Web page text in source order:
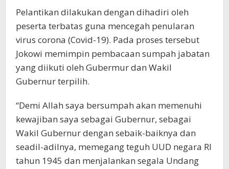
Pelantikan dilakukan dengan dihadiri oleh
peserta terbatas guna mencegah penularan
virus corona (Covid-19). Pada proses tersebut
Jokowi memimpin pembacaan sumpah jabatan
yang diikuti oleh Gubermur dan Wakil
Gubernur terpilih.
“Demi Allah saya bersumpah akan memenuhi
kewajiban saya sebagai Gubernur, sebagai
Wakil Gubernur dengan sebaik-baiknya dan
seadil-adilnya, memegang teguh UUD negara RI
tahun 1945 dan menjalankan segala Undang